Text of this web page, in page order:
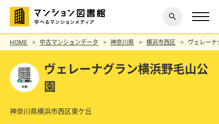
探す
閉じ
る
HOME 中古マンションデータ 神奈川県 横浜市西区 ヴェレー
ヴェレーナグラン横浜野毛山公
園
神奈川県横浜市西区東ケ丘